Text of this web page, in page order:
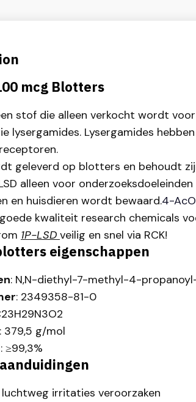
mcg Blotters
stof die alleen verkocht wordt
lysergamides. Lysergamides
geleverd op blotters en behoudt
alleen voor
en huisdieren wordt bewaard.4-
kwaliteit research chemicals
1P-LSD veilig en snel via RCK!
eigenschappen
: N,N-diethyl-7-methyl-4-
: 2349358-81-0
: 379,5 g/mol
: ≥99,3%
luchtweg irritaties veroorzaken